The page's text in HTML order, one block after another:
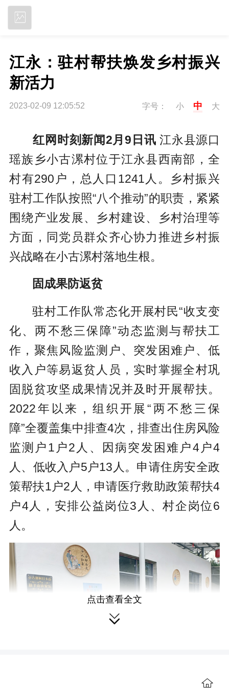
江永：驻村帮扶焕发乡村振兴
新活力
2023-02-09 12:05:52 字号： 小 中 大
红网时刻新闻2月9日讯江永县源口
瑶族乡小古漯村位于江永县西南部，全
村有290户，总人口1241人。乡村振兴
驻村工作队按照“八个推动”的职责，紧紧
围绕产业发展、乡村建设、乡村治理等
方面，同党员群众齐心协力推进乡村振
兴战略在小古漯村落地生根。
固成果防返贫
驻村工作队常态化开展村民“收支变
化、两不愁三保障”动态监测与帮扶工
作，聚焦风险监测户、突发困难户、低
收入户等易返贫人员，实时掌握全村巩
固脱贫攻坚成果情况并及时开展帮扶。
2022年以来，组织开展“两不愁三保
障”全覆盖集中排查4次，排查出住房风险
监测户1户2人、因病突发困难户4户4
人、低收入户5户13人。申请住房安全政
策帮扶1户2人，申请医疗救助政策帮扶4
户4人，安排公益岗位3人、村企岗位6
人。
点击查看全文
